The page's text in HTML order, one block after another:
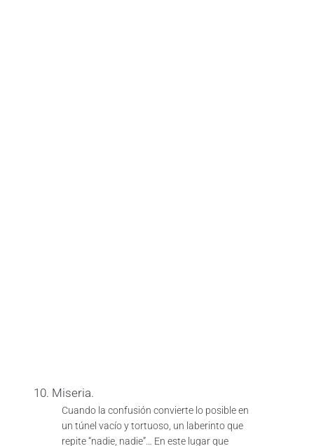
10. Miseria.
Cuando la confusión convierte lo posible en
un túnel vacío y tortuoso, un laberinto que
repite “nadie, nadie”… En este lugar que